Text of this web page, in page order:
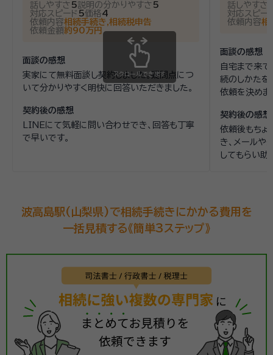
話しやすさ 5説明の分かりやすさ 5
対応スピード 5価格4
依頼内容相続手続き,相続税申告
依頼金額約90万円
面談の感想
実家にて無料面談し契約しました。疑問点につ
いて分かりやすく明快に回答いただきました。
契約後の感想
LINEにて気軽に問い合わせでき、回答も丁寧
で早いです。
話しやすさ
対応スピー
依頼内容相
面談の感想
自宅まで来て
続のしかたを
依頼を決めま
契約後の感想
依頼後もちょ
き、メールや
してもらい助
スクロールできます
波高島駅(山梨県)で相続手続きにかかる費用を
一括見積する《簡単3ステップ》